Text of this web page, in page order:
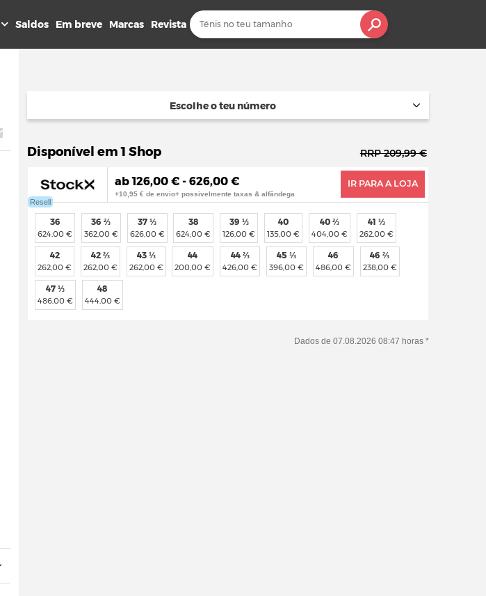
Saldos Em breve Marcas Revista
Escolhe o teu número
Disponível em 1 Shop RRP 209,99 €
Resell
ab 126,00 € - 626,00 €
+10,95 € de envio+ possivelmente taxas & alfândega
IR PARA A LOJA
36
624,00 €
36 ⅔
362,00 €
37 ⅓
626,00 €
38
624,00 €
39 ⅓
126,00 €
40
135,00 €
40 ⅔
404,00 €
41 ⅓
262,00 €
42
262,00 €
42 ⅔
262,00 €
43 ⅓
262,00 €
44
200,00 €
44 ⅔
426,00 €
45 ⅓
396,00 €
46
486,00 €
46 ⅔
238,00 €
47 ⅓
486,00 €
48
444,00 €
Dados de 07.08.2026 08:47 horas *